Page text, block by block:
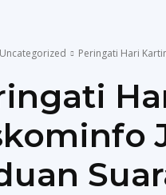
Uncategorized Peringati Hari